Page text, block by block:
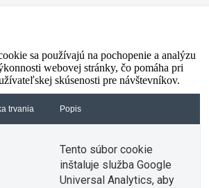
sa používajú na pochopenie a analýzu
webovej stránky, čo pomáha pri
skúsenosti pre návštevníkov.
trvania Popis
Tento súbor cookie
inštaluje služba Google
Universal Analytics, aby